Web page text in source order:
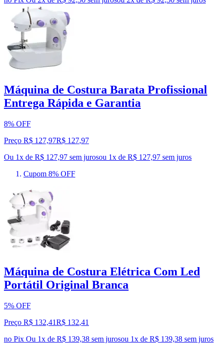
Máquina de Costura Barata Profissional
Entrega Rápida e Garantia
8% OFF
Preço R$ 127,97R$ 127,97
Ou 1x de R$ 127,97 sem jurosou 1x de R$ 127,97 sem juros
Cupom 8% OFF
Máquina de Costura Elétrica Com Led
Portátil Original Branca
5% OFF
Preço R$ 132,41R$ 132,41
no Pix Ou 1x de R$ 139,38 sem jurosou 1x de R$ 139,38 sem juros